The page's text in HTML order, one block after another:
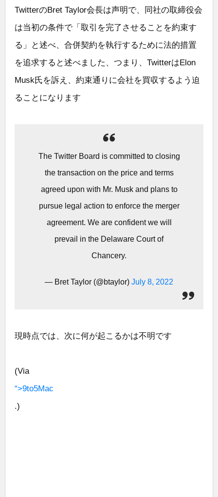
TwitterのBret Taylor会長は声明で、同社の取締役会
は当初の条件で「取引を完了させることを約束す
る」と述べ、合併契約を執行するために法的措置
を追求すると述べました、つまり、TwitterはElon
Musk氏を訴え、約束通りに会社を買収するよう迫
ることになります
The Twitter Board is committed to closing
the transaction on the price and terms
agreed upon with Mr. Musk and plans to
pursue legal action to enforce the merger
agreement. We are confident we will
prevail in the Delaware Court of
Chancery.
— Bret Taylor (@btaylor) July 8, 2022
現時点では、次に何が起こるかは不明です
(Via
“>9to5Mac
.)